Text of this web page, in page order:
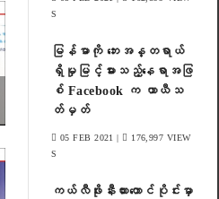
S
မြန်မာကို ဘေးအန္တရာယ်
ရှိမှုမြင့်မားသည့်နေရာအဖြ
စ် Facebook က ယာယီသ
တ်မှတ်
05 FEB 2021 |
176,997 VIEW
S
ကယ်လီဖိုးနီးယားတောင်ပိုင်းမှာ